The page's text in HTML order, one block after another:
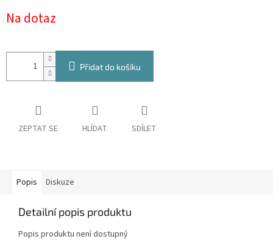
cena:
Na dotaz
Přidat do košíku
ZEPTAT SE HLÍDAT SDÍLET
Popis Diskuze
Detailní popis produktu
Popis produktu není dostupný